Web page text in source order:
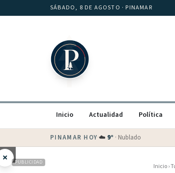
Saltar al contenidoSÁBADO, 8 DE AGOSTO · PINAMAR
Inicio Actualidad Política
PINAMAR HOY·💵 Dólar blue$1525
× PUBLICIDAD Inicio›